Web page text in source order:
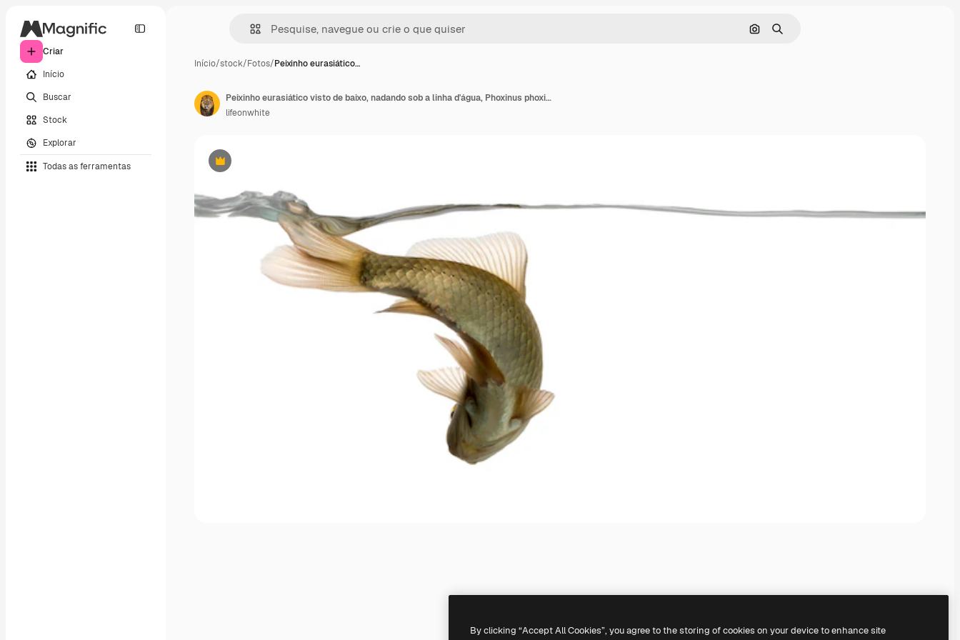
Criar
Início
Buscar
Stock
Explorar
Todas as ferramentas
Pesquisar por imagem
Buscar
Início/stock/Fotos/Peixinho eurasiático…
Premium
Peixinho eurasiático visto de baixo, nadando sob a linha d'água, Phoxinus phoxinus, isolado no branco
lifeonwhite
By clicking “Accept All Cookies”, you agree to the storing of cookies on your device to enhance site